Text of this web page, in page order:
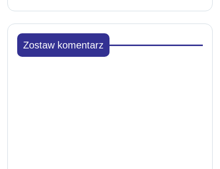
Zostaw komentarz